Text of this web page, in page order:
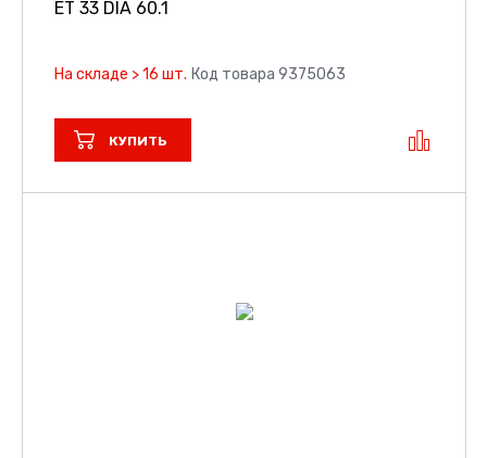
ET 33 DIA 60.1
На складе > 16 шт. Код товара 9375063
КУПИТЬ